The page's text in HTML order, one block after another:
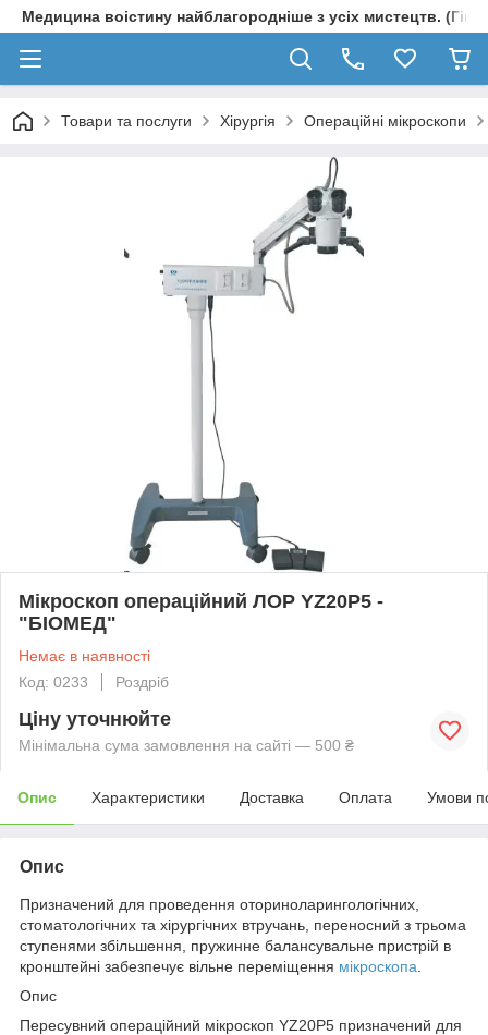
Медицина воістину найблагородніше з усіх мистецтв.
Товари та послуги Хірургія Операційні мікроскопи
Мікроскоп операційний ЛОР YZ20Р5 -
"БІОМЕД"
Немає в наявності
Код: 0233
Роздріб
Ціну уточнюйте
Мінімальна сума замовлення на сайті — 500 ₴
Опис Характеристики Доставка Оплата Умови
Опис
Призначений для проведення оториноларингологічних,
стоматологічних та хірургічних втручань, переносний з трьома
ступенями збільшення, пружинне балансувальне пристрій в
кронштейні забезпечує вільне переміщення мікроскопа
Опис
Пересувний операційний мікроскоп YZ20P5 призначений для